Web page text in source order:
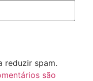
reduzir spam.
são